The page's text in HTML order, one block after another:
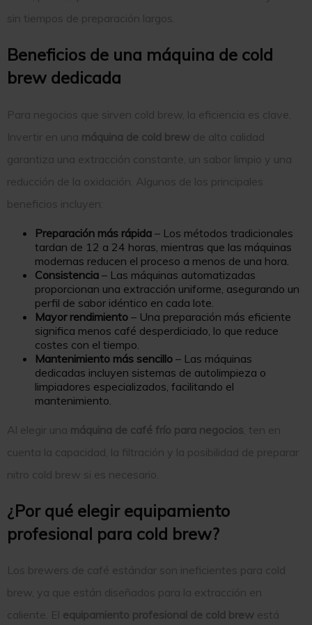
sin tiempos de preparación largos.
Beneficios de una máquina de cold
brew dedicada
Para negocios que sirven cold brew, la eficiencia es clave.
Invertir en una máquina de cold brew de alta calidad
garantiza una extracción constante, un sabor limpio y una
reducción de la oxidación. Algunos de los principales
beneficios incluyen:
Preparación más rápida – Los métodos tradicionales
tardan de 12 a 24 horas, mientras que las máquinas
modernas reducen el proceso a menos de una hora.
Consistencia – Las máquinas automatizadas
proporcionan una extracción uniforme, asegurando un
perfil de sabor idéntico en cada lote.
Mayor rendimiento – Una preparación más eficiente
significa menos café desperdiciado, lo que reduce
costes con el tiempo.
Mantenimiento más sencillo – Las máquinas
dedicadas incluyen sistemas de autolimpieza o
limpiadores especializados, facilitando el
mantenimiento.
Al elegir una máquina de café frío para negocios , ten en
cuenta la capacidad, la filtración y la posibilidad de preparar
nitro cold brew si es necesario.
¿Por qué elegir equipamiento
profesional para cold brew?
Los brewers de café estándar son ineficientes para cold
brew, ya que están diseñados para la extracción en
caliente. El equipamiento profesional de cold brew está